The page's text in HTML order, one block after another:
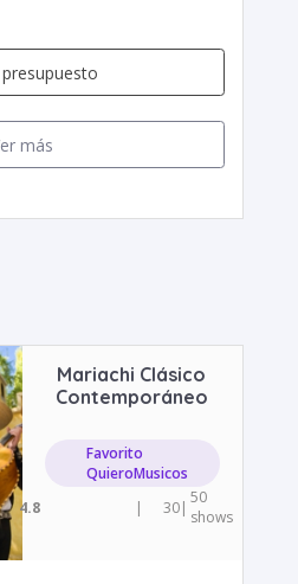
más
Mariachi Clásico
Contemporáneo
Favorito
QuieroMusicos
4.8
| 30| 50
shows